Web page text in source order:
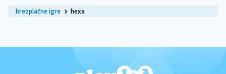
brezplačne igre hexa